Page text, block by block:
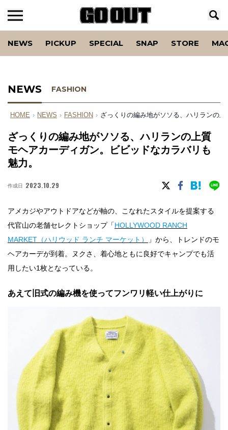
NEWS PICKUP SPECIAL SNAP STORE
NEWS FASHION
HOME › NEWS › FASHION › ざっくりの編み地がソソる、ハリランの
ざっくりの編み地がソソる、ハリランの上質
モヘアカーディガン。ビビッドなカラバリも
魅力。
作成日 2023.10.29
アメカジやアウトドアなどが軸の、こなれたスタイルを提案する
代官山の老舗セレクトショップ「HOLLYWOOD RANCH
MARKET（ハリウッド ランチ マーケット）
」から、トレンドのモ
ヘアカーデが到着。ヌクさ、着心地ともに良好でキャンプでも活
用したい1枚となっている。
あえて旧式の編み機を使ってフンワリ軽い仕上がりに